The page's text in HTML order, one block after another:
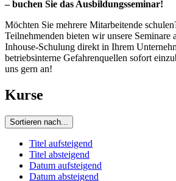
– buchen Sie das Ausbildungsseminar!
Möchten Sie mehrere Mitarbeitende
Teilnehmenden bieten wir unsere Seminare
Inhouse-Schulung direkt in Ihrem
betriebsinterne Gefahrenquellen sofort
uns gern an!
Kurse
Sortieren nach...
Titel aufsteigend
Titel absteigend
Datum aufsteigend
Datum absteigend